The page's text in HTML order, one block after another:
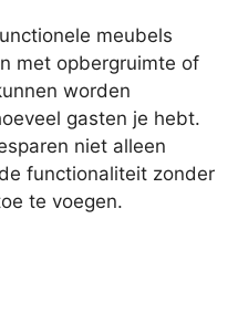
meubels
met opbergruimte of
worden
gasten je hebt.
niet alleen
functionaliteit zonder
te voegen.